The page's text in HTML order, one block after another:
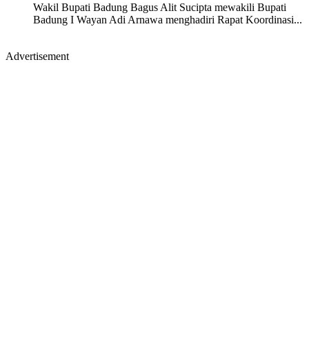
Wakil Bupati Badung Bagus Alit Sucipta mewakili Bupati
Badung I Wayan Adi Arnawa menghadiri Rapat Koordinasi...
Advertisement